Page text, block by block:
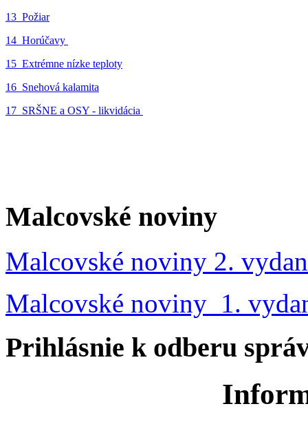
13_Požiar
14_Horúčavy
15_Extrémne nízke teploty
16_Snehová kalamita
17_SRŠNE a OSY - likvidácia
Malcovské noviny
Malcovské noviny 2.
Malcovské noviny 1.
Prihlásnie k odberu